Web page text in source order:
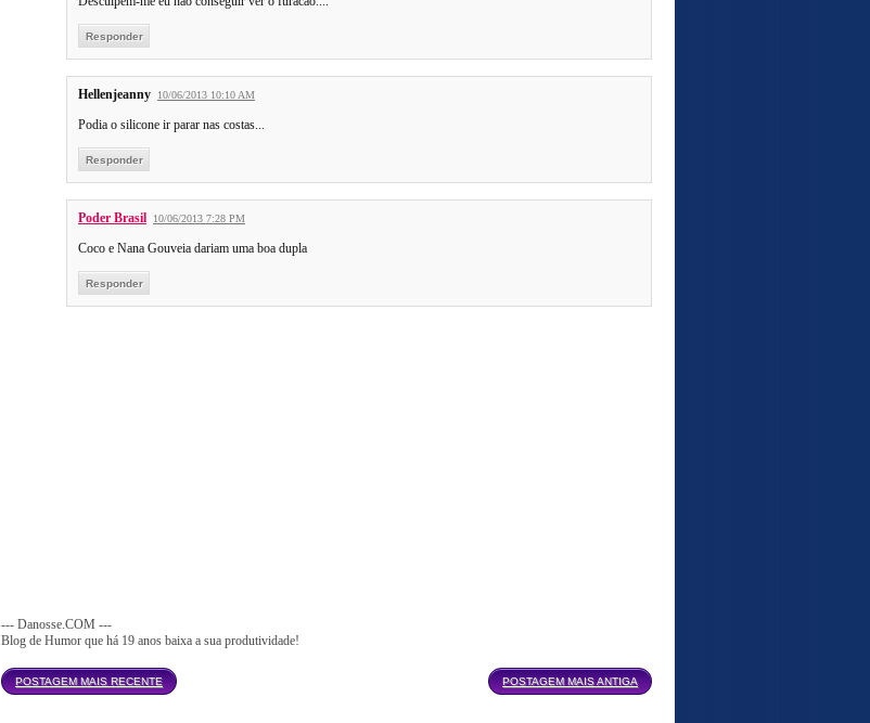
Responder
Hellenjeanny 10/06/2013 10:10 AM
Podia o silicone ir parar nas costas...
Responder
Poder Brasil 10/06/2013 7:28 PM
Coco e Nana Gouveia dariam uma boa dupla
Responder
--- Danosse.COM ---
Blog de Humor que há 19 anos baixa a sua produtividade!
POSTAGEM MAIS RECENTE POSTAGEM MAIS ANTIGA